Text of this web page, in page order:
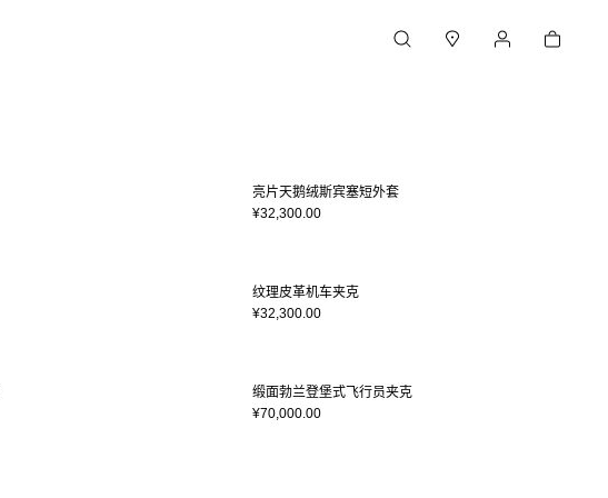
购物车
亮片天鹅绒斯宾塞短外套
¥32,300.00
纹理皮革机车夹克
¥32,300.00
缎面勃兰登堡式飞行员夹克
¥70,000.00